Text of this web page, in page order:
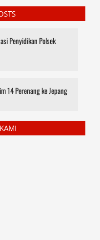
Penyidikan Polsek
14 Perenang ke Jepang